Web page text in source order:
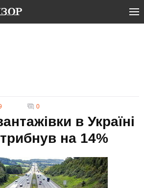
0
в Україні
на 14%